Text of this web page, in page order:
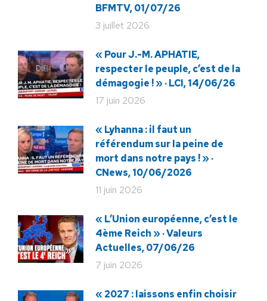
BFMTV, 01/07/26
3 juillet 2026
« Pour J.-M. APHATIE,
respecter le peuple, c’est de la
démagogie ! » · LCI, 14/06/26
17 juin 2026
« Lyhanna : il faut un
référendum sur la peine de
mort dans notre pays ! » ·
CNews, 10/06/2026
11 juin 2026
« L’Union européenne, c’est le
4ème Reich » · Valeurs
Actuelles, 07/06/26
7 juin 2026
« 2027 : laissons enfin choisir